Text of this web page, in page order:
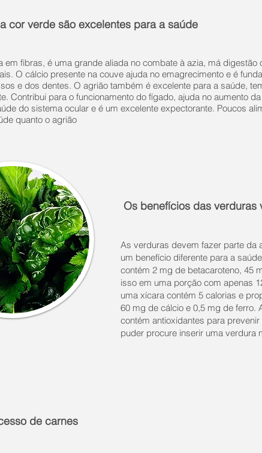
cor verde são excelentes para a saúde
em fibras, é uma grande aliada no combate à azia, má digestão
O cálcio presente na couve ajuda no emagrecimento e é
e dos dentes. O agrião também é excelente para a saúde,
Contribui para o funcionamento do fígado, ajuda no aumento
do sistema ocular e é um excelente expectorante. Poucos
quanto o agrião
Os benefícios das verduras
As verduras devem fazer parte da
um benefício diferente para a
contém 2 mg de betacaroteno, 45
isso em uma porção com apenas
uma xícara contém 5 calorias e
60 mg de cálcio e 0,5 mg de ferro.
contém antioxidantes para
puder procure inserir uma verdura
de carnes